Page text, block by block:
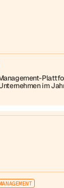
im